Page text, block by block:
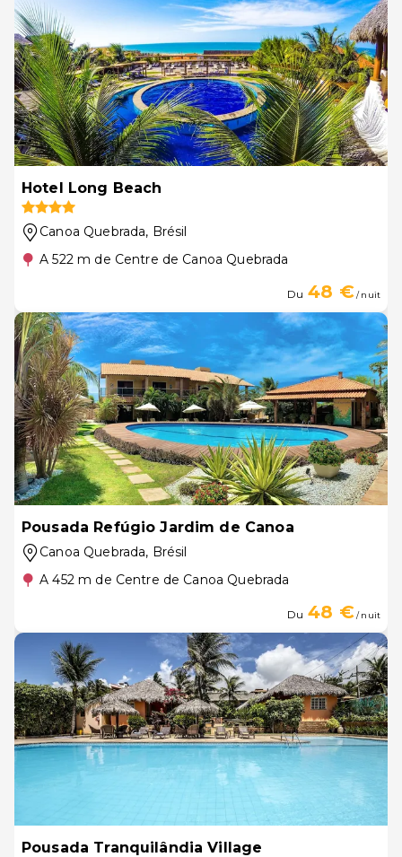
Hotel Long Beach
Canoa Quebrada, Brésil
A 522 m de Centre de Canoa Quebrada
Du 48 €/ nuit
Pousada Refúgio Jardim de Canoa
Canoa Quebrada, Brésil
A 452 m de Centre de Canoa Quebrada
Du 48 €/ nuit
Pousada Tranquilândia Village